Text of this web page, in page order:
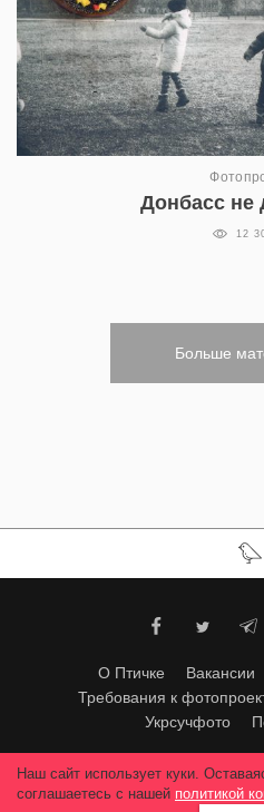
Донбасс не
12
Больше
О Птичке Вакансии
Требования к
Укрсучфото
Любое использование материалов
редакции.©
Наш сайт использует куки.
соглашаетесь с нашей политикой